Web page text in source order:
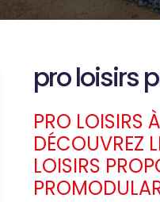
pro loisirs
PRO LOISIRS
DÉCOUVREZ
LOISIRS